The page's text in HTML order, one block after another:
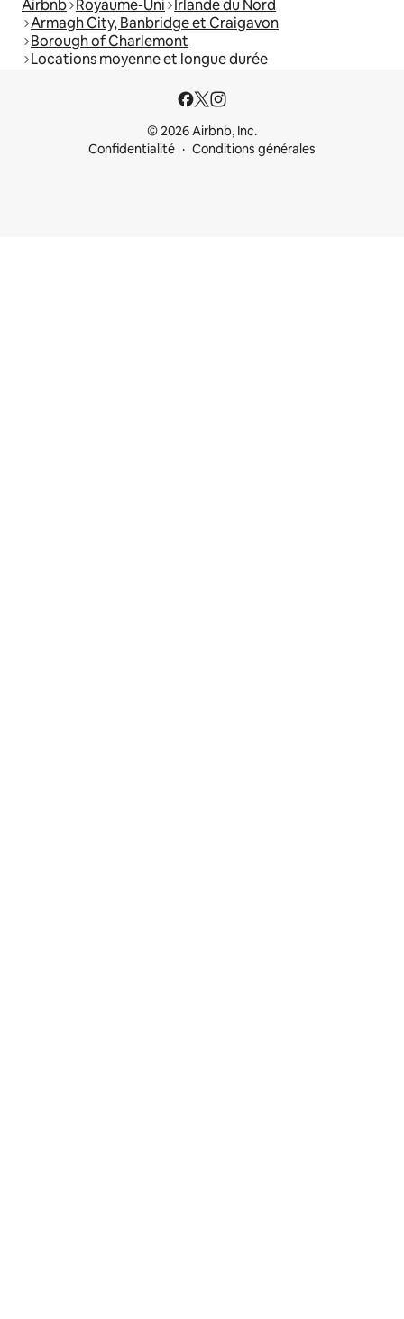
Airbnb Royaume-Uni Irlande du Nord
Armagh City, Banbridge et Craigavon
Borough of Charlemont
Locations moyenne et longue durée
© 2026 Airbnb, Inc.
Confidentialité
Conditions générales